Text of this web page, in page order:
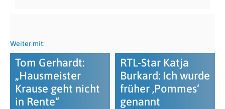
Weiter mit:
Tom Gerhardt:
„Hausmeister
Krause geht nicht
in Rente“
RTL-Star Katja
Burkard: Ich wurde
früher ‚Pommes‘
genannt